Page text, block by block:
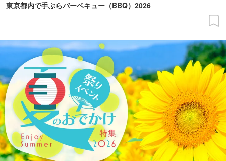
東京都内で手ぶらバーベキュー（BBQ）2026